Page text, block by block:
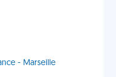
- Marseille